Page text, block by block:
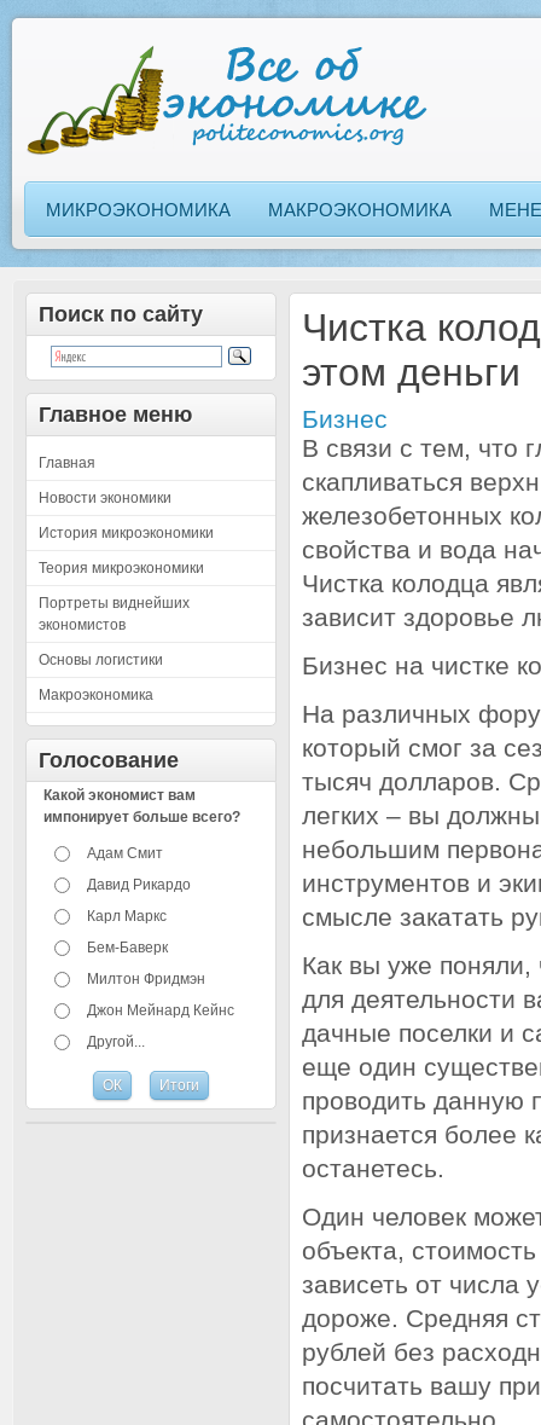
МИКРОЭКОНОМИКА МАКРОЭКОНОМИКА
Поиск по сайту
Главное меню
Главная
Новости экономики
История микроэкономики
Теория микроэкономики
Портреты виднейших
экономистов
Основы логистики
Макроэкономика
Голосование
Какой экономист вам
импонирует больше всего?
Адам Смит
Давид Рикардо
Карл Маркс
Бем-Баверк
Милтон Фридмэн
Джон Мейнард Кейнс
Другой...
Чистка
этом деньги
Бизнес
В связи с тем, что
скапливаться
железобетонных
свойства и вода
Чистка колодца
зависит здоровье
Бизнес на чистке
На различных
который смог за
тысяч долларов.
легких – вы
небольшим
инструментов и
смысле закатать
Как вы уже поняли,
для деятельности
дачные поселки и
еще один
проводить данную
признается более
останетесь.
Один человек
объекта,
зависеть от числа
дороже. Средняя
рублей без
посчитать вашу